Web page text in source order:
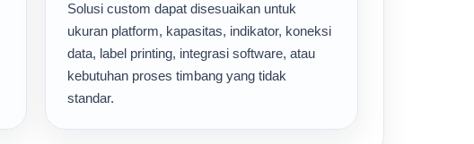
Solusi custom dapat disesuaikan untuk
ukuran platform, kapasitas, indikator, koneksi
data, label printing, integrasi software, atau
kebutuhan proses timbang yang tidak
standar.